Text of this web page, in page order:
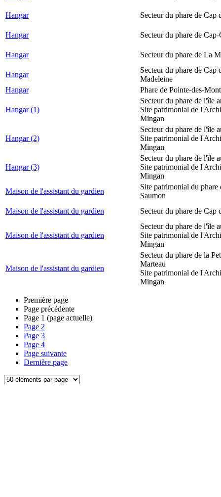
Hangar Secteur du phare de Cap
Hangar Secteur du phare de Cap-
Hangar Secteur du phare de La
Hangar
Secteur du phare de Cap
Madeleine
Hangar
Phare de Pointe-des-
Hangar (1)
Secteur du phare de l'île
Site patrimonial de
Mingan
Hangar (2)
Secteur du phare de l'île
Site patrimonial de
Mingan
Hangar (3)
Secteur du phare de l'île
Site patrimonial de
Mingan
Maison de l'assistant du gardien
Site patrimonial du phare
Saumon
Maison de l'assistant du gardien
Secteur du phare de Cap
Maison de l'assistant du gardien
Secteur du phare de l'île
Site patrimonial de
Mingan
Maison de l'assistant du gardien
Secteur du phare de la
Marteau
Site patrimonial de
Mingan
Première page
Page précédente
Page 1 (page actuelle)
Page 2
Page 3
Page 4
Page suivante
Dernière page